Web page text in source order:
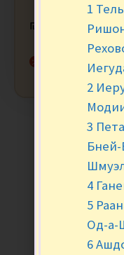
₪ 149.90
Нет в наличии
1
2
3
Бней-
4
5
Од-а-
6